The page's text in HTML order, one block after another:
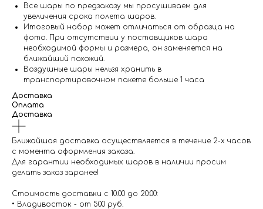
Все шары по предзаказу мы просушиваем для
увеличения срока полета шаров.
Итоговый набор может отличаться от образца на
фото. При отсутствии у поставщиков шара
необходимой формы и размера, он заменяется на
ближайший похожий.
Воздушные шары нельзя хранить в
транспортировочном пакете больше 1 часа
Доставка
Оплата
Доставка
Ближайшая доставка осуществляется в течение 2-х часов
с момента оформления заказа.
Для гарантии необходимых шаров в наличии просим
делать заказ заранее!
Стоимость доставки с 10.00 до 20:00:
• Владивосток - от 500 руб.